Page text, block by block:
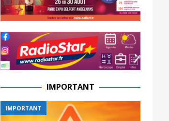
IMPORTANT
IMPORTANT